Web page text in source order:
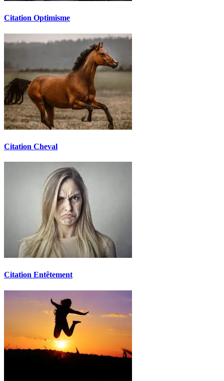
Citation Optimisme
Citation Cheval
Citation Entêtement